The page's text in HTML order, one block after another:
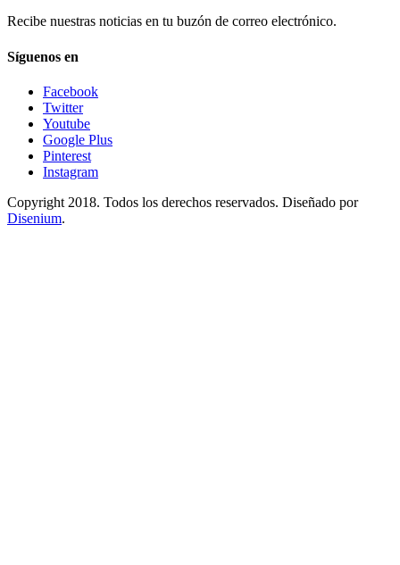
Recibe nuestras noticias en tu buzón de correo electrónico.
Síguenos en
Facebook
Twitter
Youtube
Google Plus
Pinterest
Instagram
Copyright 2018. Todos los derechos reservados. Diseñado por
Disenium.